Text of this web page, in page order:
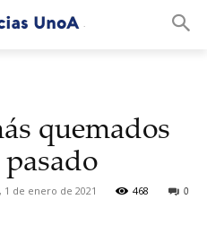
quemados
1 de enero de 2021 0
468